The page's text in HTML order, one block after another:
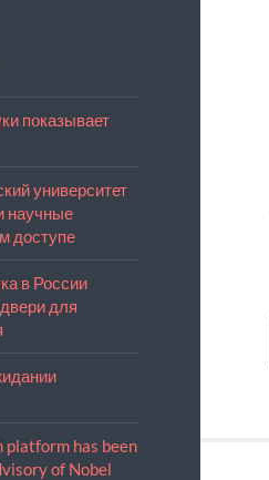
показывает
университет
научные
доступе
в России
для
platform has been
of Nobel